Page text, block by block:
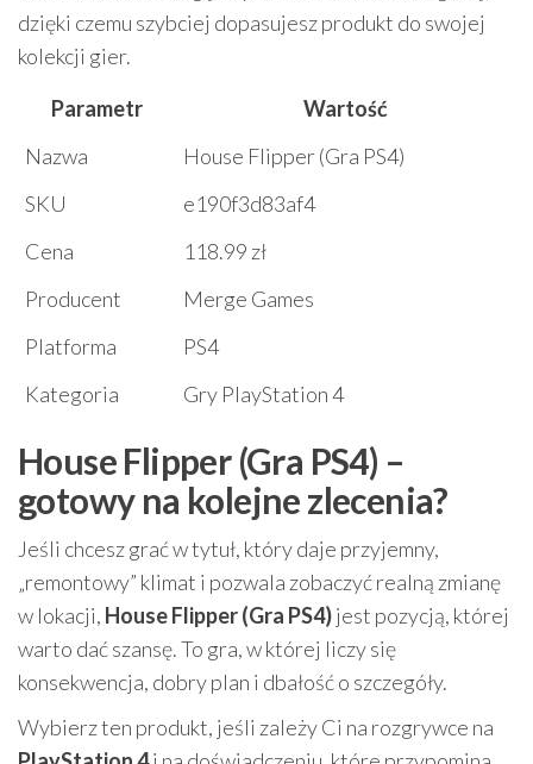
dzięki czemu szybciej dopasujesz produkt do swojej
kolekcji gier.
Parametr
Wartość
Nazwa
House Flipper (Gra PS4)
SKU
e190f3d83af4
Cena
118.99 zł
Producent
Merge Games
Platforma
PS4
Kategoria
Gry PlayStation 4
House Flipper (Gra PS4) –
gotowy na kolejne zlecenia?
Jeśli chcesz grać w tytuł, który daje przyjemny,
„remontowy” klimat i pozwala zobaczyć realną zmianę
w lokacji, House Flipper (Gra PS4)jest pozycją, której
warto dać szansę. To gra, w której liczy się
konsekwencja, dobry plan i dbałość o szczegóły.
Wybierz ten produkt, jeśli zależy Ci na rozgrywce na